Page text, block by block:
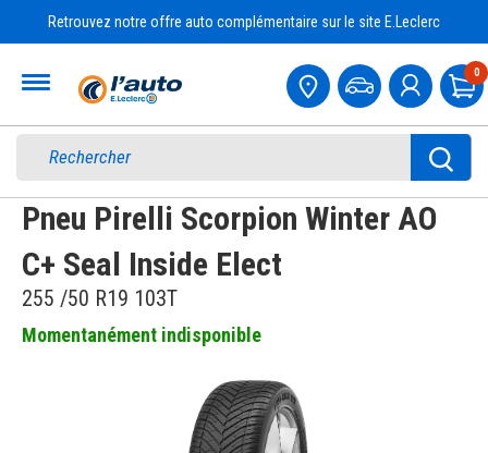
Retrouvez notre offre auto complémentaire sur le site E.Leclerc
0
Pneu Pirelli Scorpion Winter AO
C+ Seal Inside Elect
255 /50 R19 103T
Momentanément indisponible